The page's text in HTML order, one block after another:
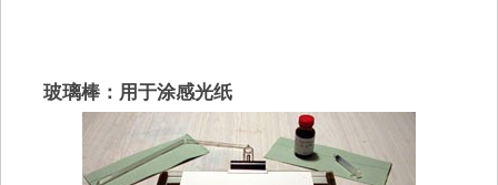
玻璃棒：用于涂感光纸